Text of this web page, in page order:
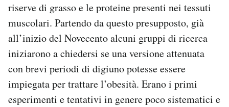
riserve di grasso e le proteine presenti nei tessuti
muscolari. Partendo da questo presupposto, già
all’inizio del Novecento alcuni gruppi di ricerca
iniziarono a chiedersi se una versione attenuata
con brevi periodi di digiuno potesse essere
impiegata per trattare l’obesità. Erano i primi
esperimenti e tentativi in genere poco sistematici e